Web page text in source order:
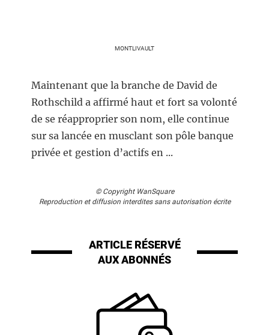
MONTLIVAULT
Maintenant que la branche de David de
Rothschild a affirmé haut et fort sa volonté
de se réapproprier son nom, elle continue
sur sa lancée en musclant son pôle banque
privée et gestion d’actifs en ...
© Copyright WanSquare
Reproduction et diffusion interdites sans autorisation écrite
ARTICLE RÉSERVÉ
AUX ABONNÉS